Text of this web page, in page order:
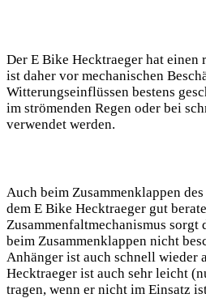
Der E Bike Hecktraeger hat einen
ist daher vor mechanischen
Witterungseinflüssen bestens
im strömenden Regen oder bei
verwendet werden.
Auch beim Zusammenklappen
dem E Bike Hecktraeger gut
Zusammenfaltmechanismus sorgt
beim Zusammenklappen nicht
Anhänger ist auch schnell wieder
Hecktraeger ist auch sehr leicht
tragen, wenn er nicht im Einsatz